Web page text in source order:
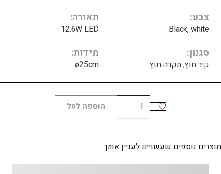
צבע
Black, white
תאורה
12.6W LED
סגנון
קיר חוץ, תקרה חוץ
מידות
ø25cm
כמות
של
round
הוספה לסל
מוצרים נוספים שעשויים לעניין אותך: